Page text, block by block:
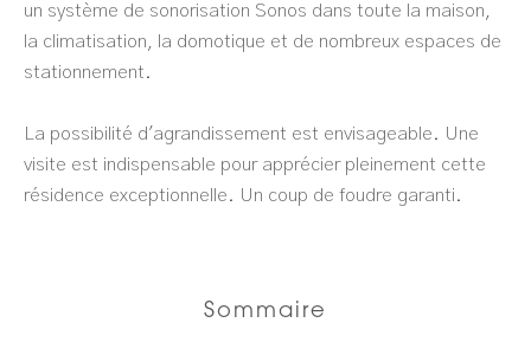
un système de sonorisation Sonos dans toute la maison,
la climatisation, la domotique et de nombreux espaces de
stationnement.
La possibilité d'agrandissement est envisageable. Une
visite est indispensable pour apprécier pleinement cette
résidence exceptionnelle. Un coup de foudre garanti.
Sommaire